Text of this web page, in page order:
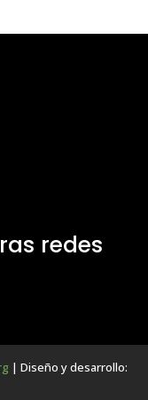
redes
| Diseño y desarrollo: